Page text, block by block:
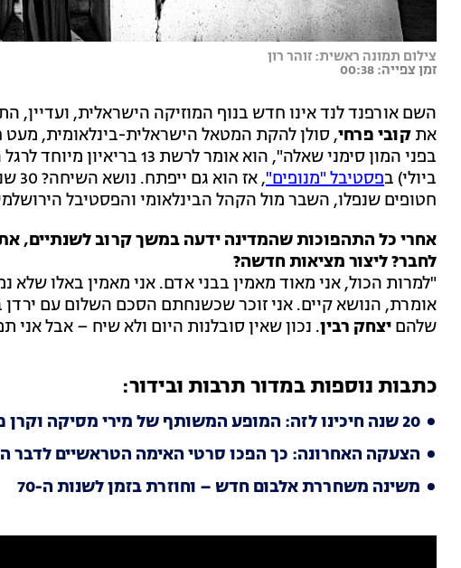
צילום תמונה ראשית: זוהר רון
זמן צפייה: 00:38
השם אורפנד לנד אינו חדש בנוף המוזיקה הישראלית, ועדיין,
את קובי פרחי, סולן להקת המטאל הישראלית-בינלאומית,
ביולי) בפסטיבל "מנופים"
,
חטופים שנפלו, השבר מול הקהל הבינלאומי והפסטיבל הירושלמי
אחרי כל התהפוכות שהמדינה ידעה במשך קרוב לשנתיים,
לחבר? ליצור מציאות חדשה?
"למרות הכול, אני מאוד מאמין בבני אדם. אני מאמין באלו שלא
שלהם יצחק רבין. נכון שאין סובלנות היום ולא שיח – אבל אני
כתבות נוספות במדור תרבות ובידור:
20 שנה חיכינו לזה: המופע המשותף של מירי מסיקה וקרן פלס הוא יצירתן הטובה ביותר
הצעקה האחרונה: כך הפכו סרטי האימה הטראשיים לדבר
משינה משחררת אלבום חדש – וחוזרת בזמן לשנות ה-70